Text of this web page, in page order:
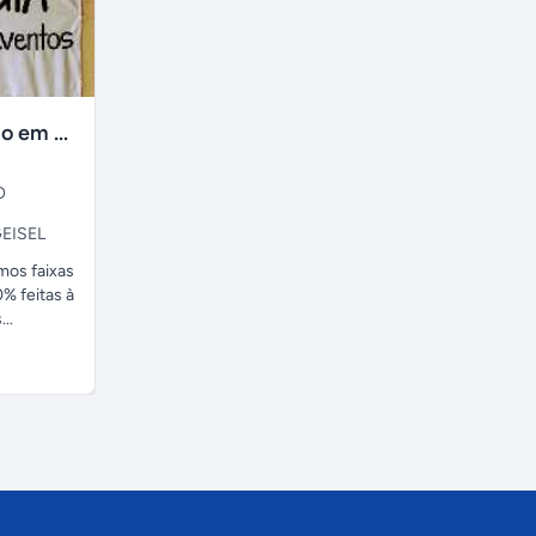
faixas no tecido em ate 24H
faixas
feitas à